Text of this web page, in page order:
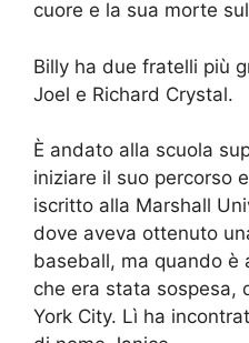
cuore e la sua morte
Billy ha due fratelli più
Joel e Richard Crystal.
È andato alla scuola
iniziare il suo percorso
iscritto alla Marshall
dove aveva ottenuto
baseball, ma quando è
che era stata sospesa,
York City. Lì ha